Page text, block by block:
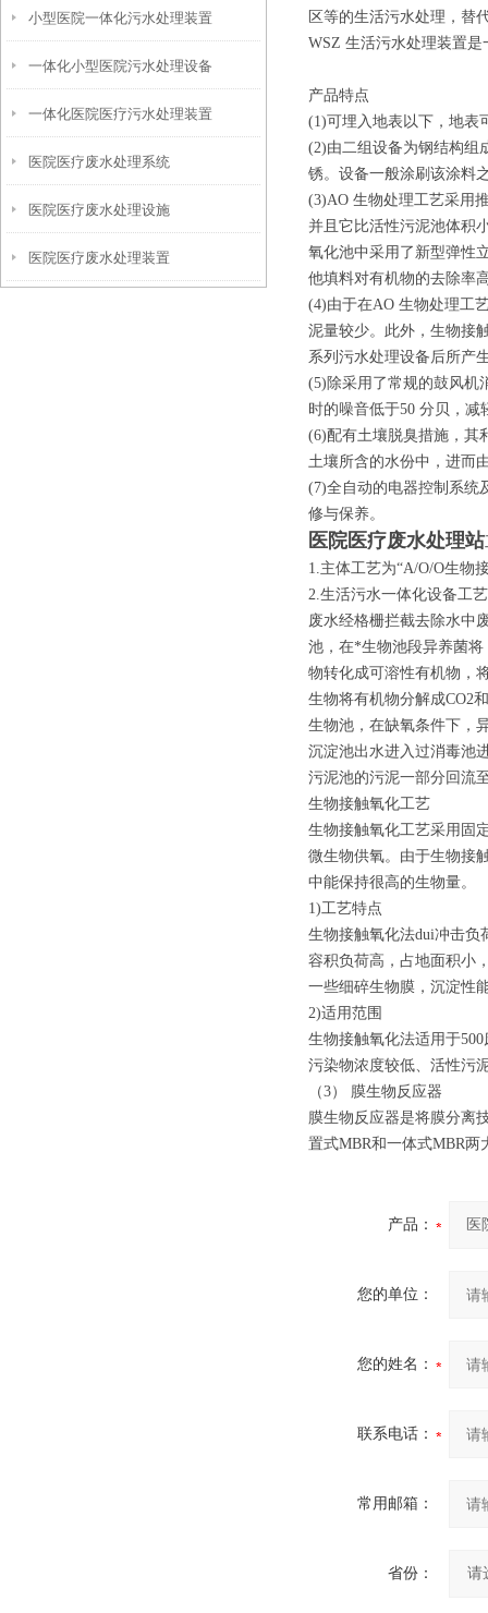
小型医院一体化污水处理装置
一体化小型医院污水处理设备
一体化医院医疗污水处理装置
医院医疗废水处理系统
医院医疗废水处理设施
医院医疗废水处理装置
区等的生活污水处理，替
WSZ 生活污水处理装置
产品特点
(1)可埋入地表以下，地表
(2)由二组设备为钢结构组
锈。设备一般涂刷该涂料
(3)AO 生物处理工艺采用
并且它比活性污泥池体积
氧化池中采用了新型弹性
他填料对有机物的去除率
(4)由于在AO 生物处理工
泥量较少。此外，生物接
系列污水处理设备后所产
(5)除采用了常规的鼓风机
时的噪音低于50 分贝，
(6)配有土壤脱臭措施，其
土壤所含的水份中，进而
(7)全自动的电器控制系统
修与保养。
医院医疗废水处理站
1.主体工艺为“A/O/O生物
2.生活污水一体化设备工
废水经格栅拦截去除水中
池，在*生物池段异养菌
物转化成可溶性有机物，
生物将有机物分解成CO2
生物池，在缺氧条件下，
沉淀池出水进入过消毒池
污泥池的污泥一部分回流
生物接触氧化工艺
生物接触氧化工艺采用固
微生物供氧。由于生物接
中能保持很高的生物量。
1)工艺特点
生物接触氧化法dui冲击负
容积负荷高，占地面积小
一些细碎生物膜，沉淀性
2)适用范围
生物接触氧化法适用于
污染物浓度较低、活性污
（3） 膜生物反应器
膜生物反应器是将膜分离
置式MBR和一体式MBR两
产品：
您的单位：
您的姓名：
联系电话：
常用邮箱：
省份：